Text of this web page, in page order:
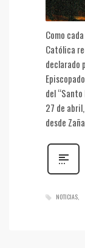
Como
Católica
declarado
del
27 de
desde
NOTICIAS